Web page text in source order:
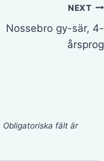
NEXT
Nossebro gy-sär, 4-
årsprog
Obligatoriska fält är